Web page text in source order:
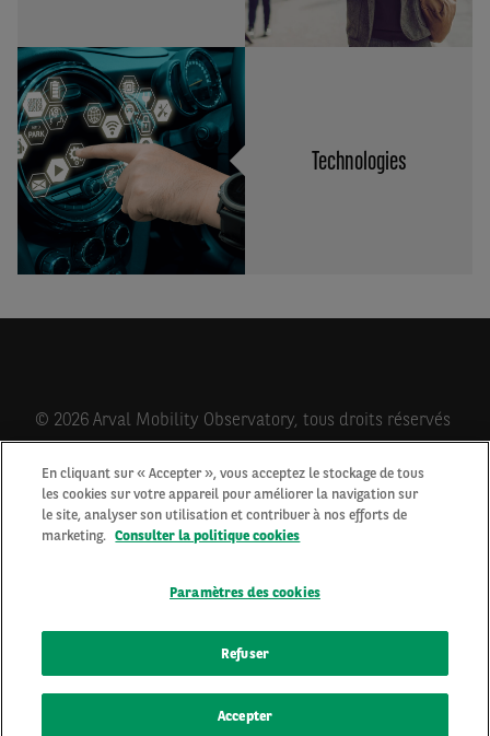
Technologies
© 2026 Arval Mobility Observatory, tous droits réservés
Qui sommes-nous?
Contactez-nous
Protection des données personnelles
En cliquant sur « Accepter », vous acceptez le stockage de tous
les cookies sur votre appareil pour améliorer la navigation sur
le site, analyser son utilisation et contribuer à nos efforts de
marketing. Consulter la politique cookies
Paramètres des cookies
Refuser
Accepter